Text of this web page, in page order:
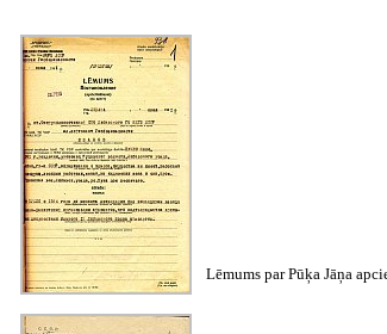
Lēmums par Pūķa Jāņa